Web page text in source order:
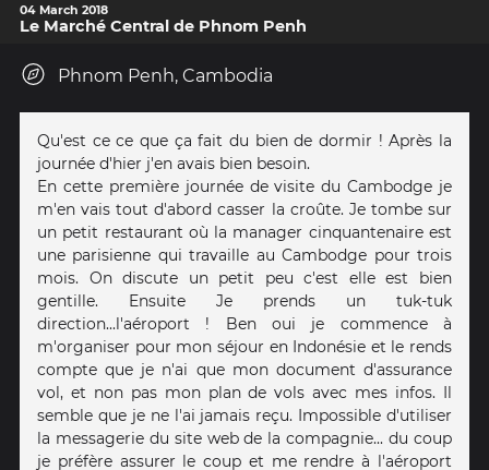
04 March 2018
Le Marché Central de Phnom Penh
Phnom Penh, Cambodia
Qu'est ce ce que ça fait du bien de dormir ! Après la
journée d'hier j'en avais bien besoin.
En cette première journée de visite du Cambodge je
m'en vais tout d'abord casser la croûte. Je tombe sur
un petit restaurant où la manager cinquantenaire est
une parisienne qui travaille au Cambodge pour trois
mois. On discute un petit peu c'est elle est bien
gentille. Ensuite Je prends un tuk-tuk
direction...l'aéroport ! Ben oui je commence à
m'organiser pour mon séjour en Indonésie et le rends
compte que je n'ai que mon document d'assurance
vol, et non pas mon plan de vols avec mes infos. Il
semble que je ne l'ai jamais reçu. Impossible d'utiliser
la messagerie du site web de la compagnie... du coup
je préfère assurer le coup et me rendre à l'aéroport